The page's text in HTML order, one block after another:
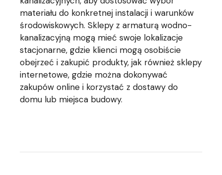
materiału do konkretnej instalacji i warunków
środowiskowych. Sklepy z armaturą wodno-
kanalizacyjną mogą mieć swoje lokalizacje
stacjonarne, gdzie klienci mogą osobiście
obejrzeć i zakupić produkty, jak również sklepy
internetowe, gdzie można dokonywać
zakupów online i korzystać z dostawy do
domu lub miejsca budowy.